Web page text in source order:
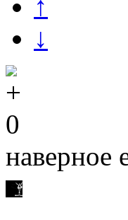
↑
↓
0
наверное